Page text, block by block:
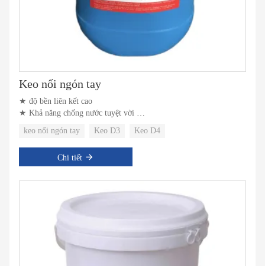
Keo nối ngón tay
★ độ bền liên kết cao
★ Khả năng chống nước tuyệt vời
keo nối ngón tay Keo D3 Keo D4
Chi tiết